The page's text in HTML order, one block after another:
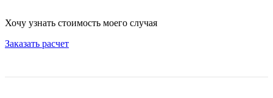
Хочу узнать стоимость моего случая
Заказать расчет